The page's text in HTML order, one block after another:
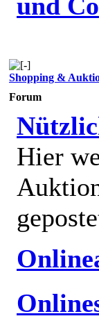
Shopping &
Forum
Hier